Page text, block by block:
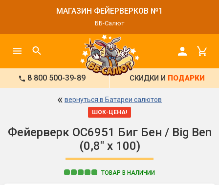
МАГАЗИН ФЕЙЕРВЕРКОВ №1
ББ-Салют
8 800 500-39-89 СКИДКИ И ПОДАРКИ
« вернуться в Батареи салютов
ШОК-ЦЕНА!
Фейерверк ОС6951 Биг Бен / Big Ben
(0,8" х 100)
ТОВАР В НАЛИЧИИ